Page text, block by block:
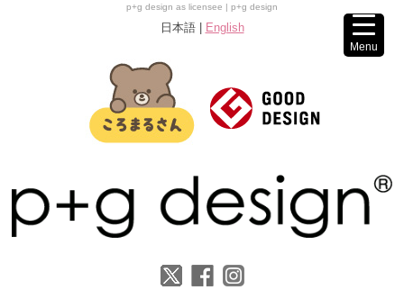
p+g design as licensee | p+g design
日本語 | English
Menu